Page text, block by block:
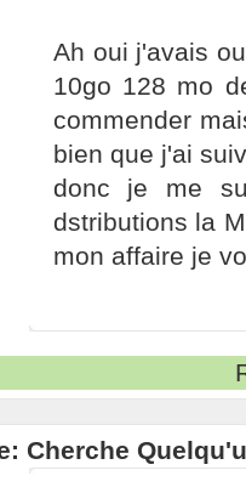
Ah oui j'avais
10go 128 mo
commender
bien que j'ai
donc je me
dstributions la
mon affaire je
Cherche